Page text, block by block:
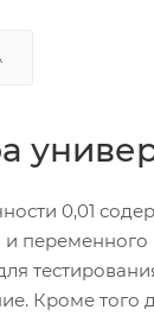
0,01
Кроме